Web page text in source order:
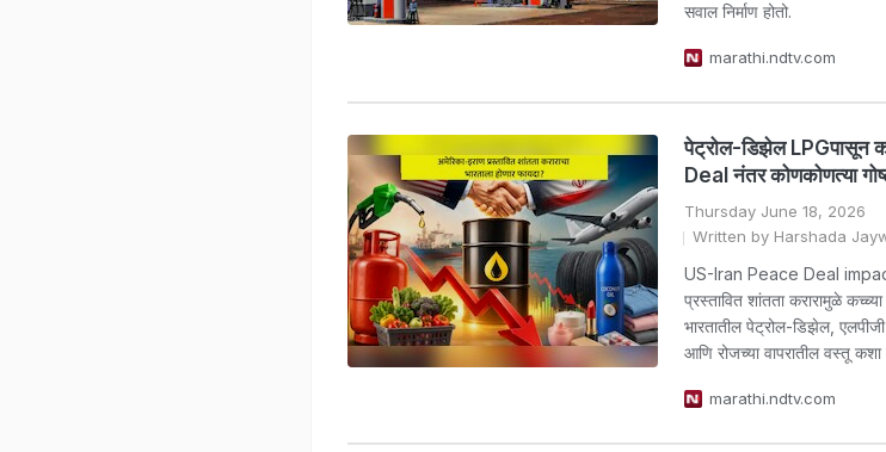
सवाल निर्माण होतो.
marathi.ndtv.com
पेट्रोल-डिझेल LPGपासून
Deal नंतर कोणकोणत्या
Thursday June 18, 2026
Written by Harshada
US-Iran Peace Deal
प्रस्तावित शांतता करारामुळे
भारतातील पेट्रोल-डिझेल,
आणि रोजच्या वापरातील वस्तू
marathi.ndtv.com